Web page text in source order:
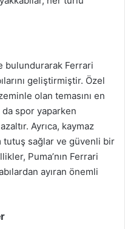
bulundurarak Ferrari
geliştirmiştir. Özel
olan temasını en
spor yaparken
Ayrıca, kaymaz
tutuş sağlar ve güvenli bir
Puma’nın Ferrari
ayıran önemli